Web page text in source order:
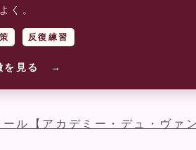
く。
反復練習
を見る →
ル【アカデミー・デュ・ヴァン